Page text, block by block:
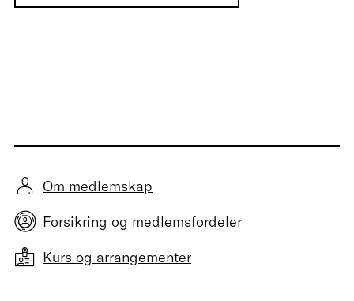
Om medlemskap
Forsikring og medlemsfordeler
Kurs og arrangementer